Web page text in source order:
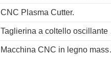
CNC Plasma Cutter.